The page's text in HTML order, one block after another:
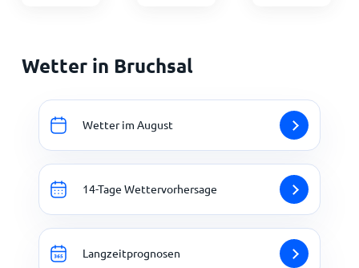
Wetter in Bruchsal
Wetter im August
14-Tage Wettervorhersage
Langzeitprognosen